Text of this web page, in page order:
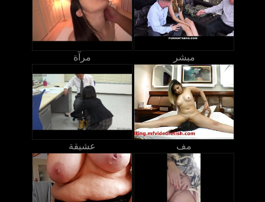
مرآة مبشر
عشيقة مف